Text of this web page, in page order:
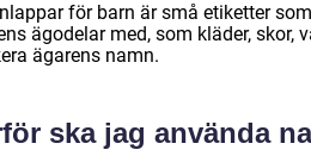
för barn är små etiketter
ägodelar med, som kläder, skor,
ägarens namn.
ska jag använda